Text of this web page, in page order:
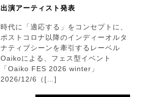
出演アーティスト発表
時代に「適応する」をコンセプトに、
ポストコロナ以降のインディーオルタ
ナティブシーンを牽引するレーベル
Oaikoによる、フェス型イベント
「Oaiko FES 2026 winter」
2026/12/6（[…]